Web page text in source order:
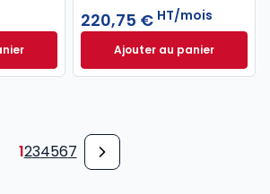
familial - Offre papier + web à 147,97 € TTC
220,75 € HT/mois
Ajouter au panier
ELnet Droit des
1234567